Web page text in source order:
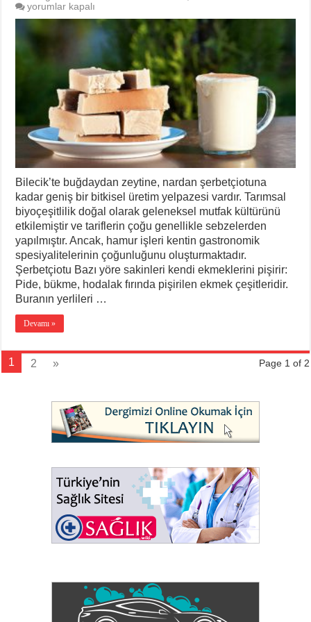
Bilecik
yorumlar kapalı
Bilecik’te buğdaydan zeytine, nardan şerbetçiotuna
kadar geniş bir bitkisel üretim yelpazesi vardır. Tarımsal
biyoçeşitlilik doğal olarak geleneksel mutfak kültürünü
etkilemiştir ve tariflerin çoğu genellikle sebzelerden
yapılmıştır. Ancak, hamur işleri kentin gastronomik
spesiyalitelerinin çoğunluğunu oluşturmaktadır.
Şerbetçiotu Bazı yöre sakinleri kendi ekmeklerini pişirir:
Pide, bükme, hodalak fırında pişirilen ekmek çeşitleridir.
Buranın yerlileri …
Devamı »
Page 1 of 2
1 2 »